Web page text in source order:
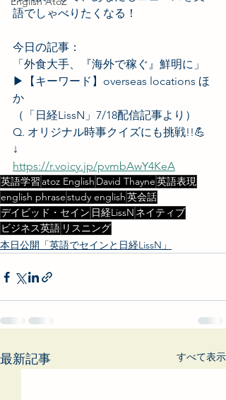
語でしゃべりたくなる！
今日の記事：
「外食大手、『海外で稼ぐ』鮮明に」
▶︎【キーワード】overseas locations ほ
か
（「日経LissN」7/18配信記事より）
Q. オリジナル時事クイズにも挑戦!!💪
↓
https://r.voicy.jp/pvmbAwY4KeA
英語学習 atoz English David Thayne英語表現
english phrasestudy english英会話
デイビッド・セイン 日経LissN ネイティブ
ビジネス英語 リスニング
本日公開「英語でセインと日経LissN」
最新記事 すべて表示